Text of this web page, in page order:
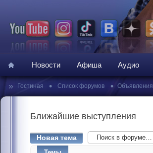
Новости Афиша Аудио
» Гостиная • Список форумов • Объявления
Ближайшие выступления
Новая тема